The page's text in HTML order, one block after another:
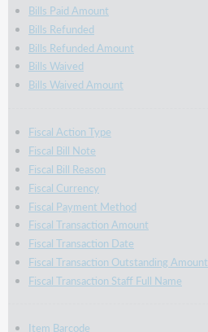
Bills Paid Amount
Bills Refunded
Bills Refunded Amount
Bills Waived
Bills Waived Amount
Fiscal Action Type
Fiscal Bill Note
Fiscal Bill Reason
Fiscal Currency
Fiscal Payment Method
Fiscal Transaction Amount
Fiscal Transaction Date
Fiscal Transaction Outstanding Amount
Fiscal Transaction Staff Full Name
Item Barcode